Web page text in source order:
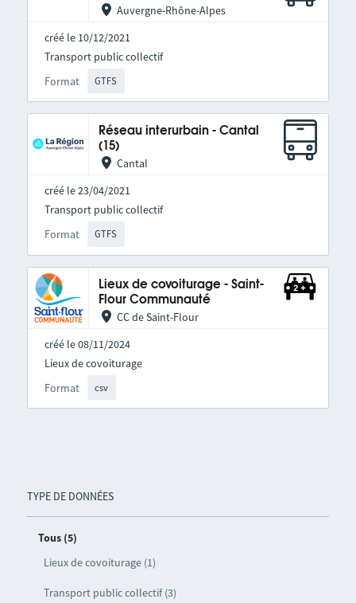
TYPE DE DONNÉES
Tous (5)
Lieux de covoiturage (1)
Transport public collectif (3)
Auvergne-Rhône-Alpes
créé le 10/12/2021
Format GTFS
Transport public collectif
Réseau interurbain - Cantal
(15)
Cantal
créé le 23/04/2021
Format GTFS
Transport public collectif
Lieux de covoiturage - Saint-
Flour Communauté
CC de Saint-Flour
créé le 08/11/2024
Format csv
Lieux de covoiturage